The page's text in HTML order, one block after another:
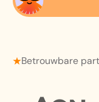
Betrouwbare